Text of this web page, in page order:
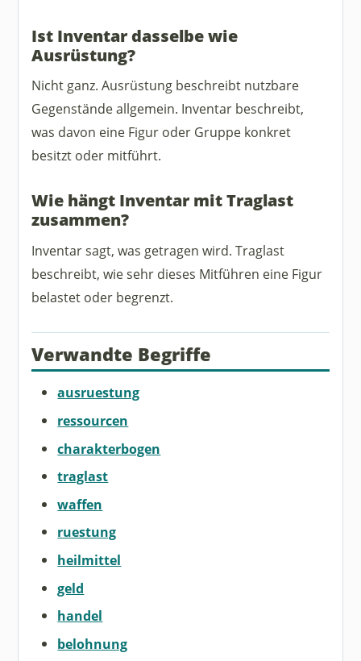
Ist Inventar dasselbe wie
Ausrüstung?
Nicht ganz. Ausrüstung beschreibt nutzbare
Gegenstände allgemein. Inventar beschreibt,
was davon eine Figur oder Gruppe konkret
besitzt oder mitführt.
Wie hängt Inventar mit Traglast
zusammen?
Inventar sagt, was getragen wird. Traglast
beschreibt, wie sehr dieses Mitführen eine Figur
belastet oder begrenzt.
Verwandte Begriffe
ausruestung
ressourcen
charakterbogen
traglast
waffen
ruestung
heilmittel
geld
handel
belohnung